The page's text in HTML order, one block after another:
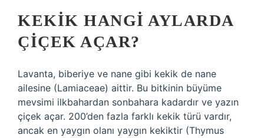
KEKIK HANGI AYLARDA
ÇIÇEK AÇAR?
Lavanta, biberiye ve nane gibi kekik de nane
ailesine (Lamiaceae) aittir. Bu bitkinin büyüme
mevsimi ilkbahardan sonbahara kadardır ve yazın
çiçek açar. 200’den fazla farklı kekik türü vardır,
ancak en yaygın olanı yaygın kekiktir (Thymus